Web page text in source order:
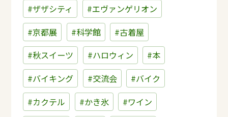
#ザザシティ
#エヴァンゲリオン
#京都展
#科学館
#古着屋
#秋スイーツ
#ハロウィン
#本
#バイキング
#交流会
#バイク
#カクテル
#かき氷
#ワイン